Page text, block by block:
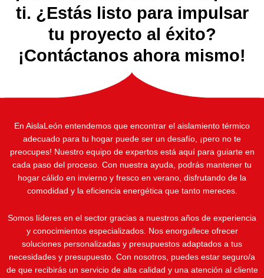
ti. ¿Estás listo para impulsar
tu proyecto al éxito?
¡Contáctanos ahora mismo!
En AislaLeón entendemos que encontrar el aislamiento térmico
adecuado para tu hogar puede ser un desafío, ¡pero no te
preocupes! Nuestro equipo de expertos está aquí para guiarte en
cada paso del proceso. Con nuestra ayuda, podrás mantener tu
hogar cálido en invierno y fresco en verano, disfrutando de la
comodidad y la eficiencia energética que tanto mereces.
Somos líderes en el sector gracias a nuestros años de experiencia
y conocimientos especializados. Nos enorgullece ofrecer
soluciones personalizadas y presupuestos adaptados a tus
necesidades y presupuesto. Con nosotros, puedes estar seguro/a
de que recibirás un servicio de alta calidad y una atención al cliente